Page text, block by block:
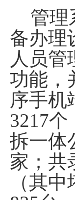
管理
备办理
人员
功能，
序手机
3217个
拆一体
家； 共
（其